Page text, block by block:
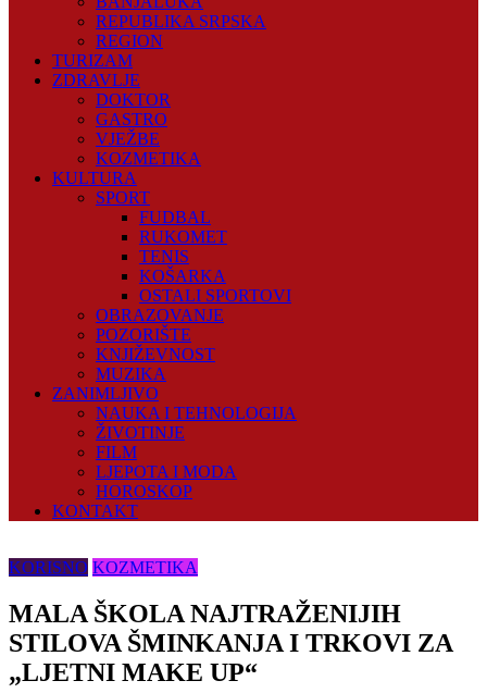
REPUBLIKA SRPSKA
REGION
TURIZAM
ZDRAVLJE
DOKTOR
GASTRO
VJEŽBE
KOZMETIKA
KULTURA
SPORT
FUDBAL
RUKOMET
TENIS
KOŠARKA
OSTALI SPORTOVI
OBRAZOVANJE
POZORIŠTE
KNJIŽEVNOST
MUZIKA
ZANIMLJIVO
NAUKA I TEHNOLOGIJA
ŽIVOTINJE
FILM
LJEPOTA I MODA
HOROSKOP
KONTAKT
KORISNO KOZMETIKA
MALA ŠKOLA NAJTRAŽENIJIH
STILOVA ŠMINKANJA I TRKOVI ZA
„LJETNI MAKE UP“